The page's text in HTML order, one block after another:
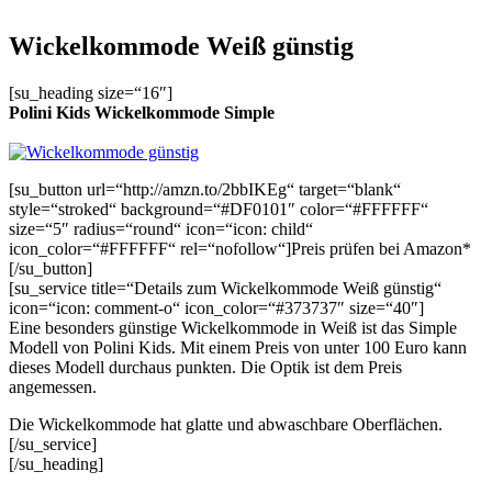
Wickelkommode Weiß günstig
[su_heading size=“16″]
Polini Kids Wickelkommode Simple
[su_button url=“http://amzn.to/2bbIKEg“ target=“blank“
style=“stroked“ background=“#DF0101″ color=“#FFFFFF“
size=“5″ radius=“round“ icon=“icon: child“
icon_color=“#FFFFFF“ rel=“nofollow“]Preis prüfen bei Amazon*
[/su_button]
[su_service title=“Details zum Wickelkommode Weiß günstig“
icon=“icon: comment-o“ icon_color=“#373737″ size=“40″]
Eine besonders günstige Wickelkommode in Weiß ist das Simple
Modell von Polini Kids. Mit einem Preis von unter 100 Euro kann
dieses Modell durchaus punkten. Die Optik ist dem Preis
angemessen.
Die Wickelkommode hat glatte und abwaschbare Oberflächen.
[/su_service]
[/su_heading]